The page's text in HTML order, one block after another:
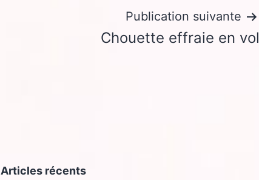
Publication suivante
Chouette effraie en vol
Articles récents